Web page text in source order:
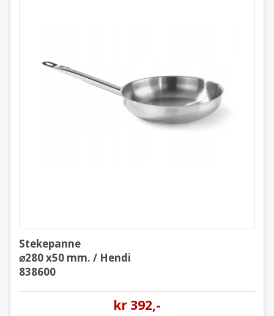
Stekepanne
⌀280 x50 mm. / Hendi
Stekepanne
⌀280 x50 mm. / Hendi
838600
kr 392,-